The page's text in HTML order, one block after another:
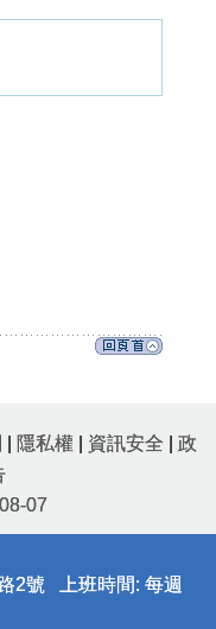
隱私權 資訊安全
政
07
2號 上班時間: 每週